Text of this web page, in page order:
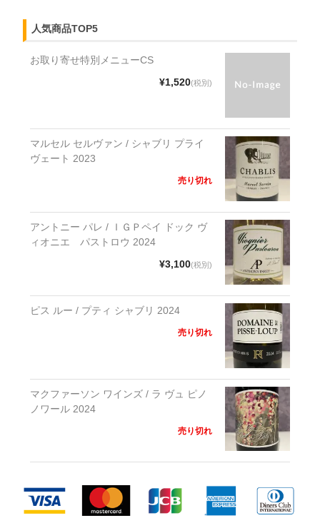
人気商品TOP5
お取り寄せ特別メニューCS
¥1,520(税別)
マルセル セルヴァン / シャブリ プライ
ヴェート 2023
売り切れ
アントニー パレ / ＩＧＰペイ ドック ヴ
ィオニエ パストロウ 2024
¥3,100(税別)
ピス ルー / プティ シャブリ 2024
売り切れ
マクファーソン ワインズ / ラ ヴュ ピノ
ノワール 2024
売り切れ